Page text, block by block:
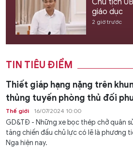
giáo dục
2 giờ trước
TIN TIÊU ĐIỂM
Thiết giáp hạng nặng trên
thủng tuyến phòng thủ đối
Thế giới 16/07/2024 10:00
GD&TĐ - Những xe bọc thép chở quân
tăng chiến đấu chủ lực có lẽ là phương
Nga hiện nay.